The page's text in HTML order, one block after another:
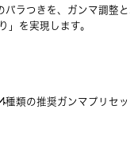
ラつきを、ガンマ調整
」を実現します。
種類の推奨ガンマプリセ